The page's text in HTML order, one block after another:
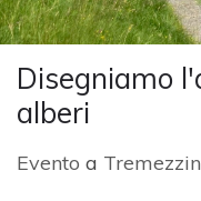
Disegniamo
alberi
Evento a